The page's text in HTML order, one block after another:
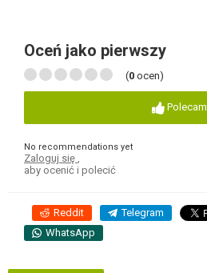
Oceń jako pierwszy
(0 ocen)
Polecam
No recommendations yet
Zaloguj się
aby ocenić i polecić
Reddit Telegram
WhatsApp